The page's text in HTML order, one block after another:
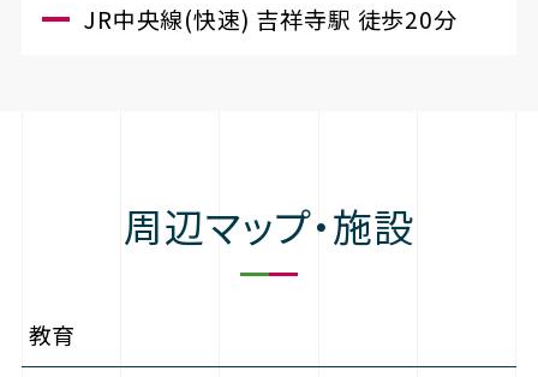
JR中央線(快速) 吉祥寺駅 徒歩20分
周辺マップ・施設
教育